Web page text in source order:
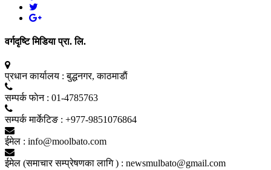
वर्गदृष्टि मिडिया प्रा. लि.
प्रधान कार्यालय : बुद्धनगर, काठमाडाैं
सम्पर्क फाेन : 01-4785763
सम्पर्क मार्केटिङ : +977-9851076864
ईमेल : info@moolbato.com
ईमेल (समाचार सम्प्रेषणका लागि ) : newsmulbato@gmail.com